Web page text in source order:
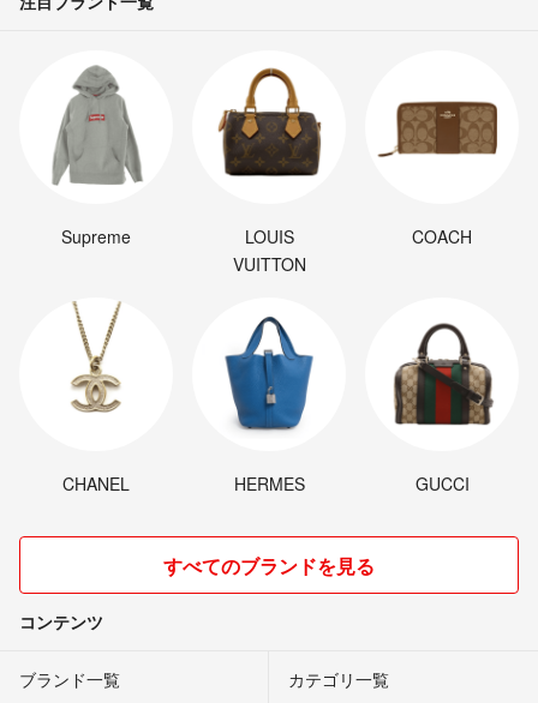
Supreme
LOUIS
VUITTON
COACH
CHANEL HERMES GUCCI
すべてのブランドを見る
コンテンツ
ブランド一覧 カテゴリ一覧